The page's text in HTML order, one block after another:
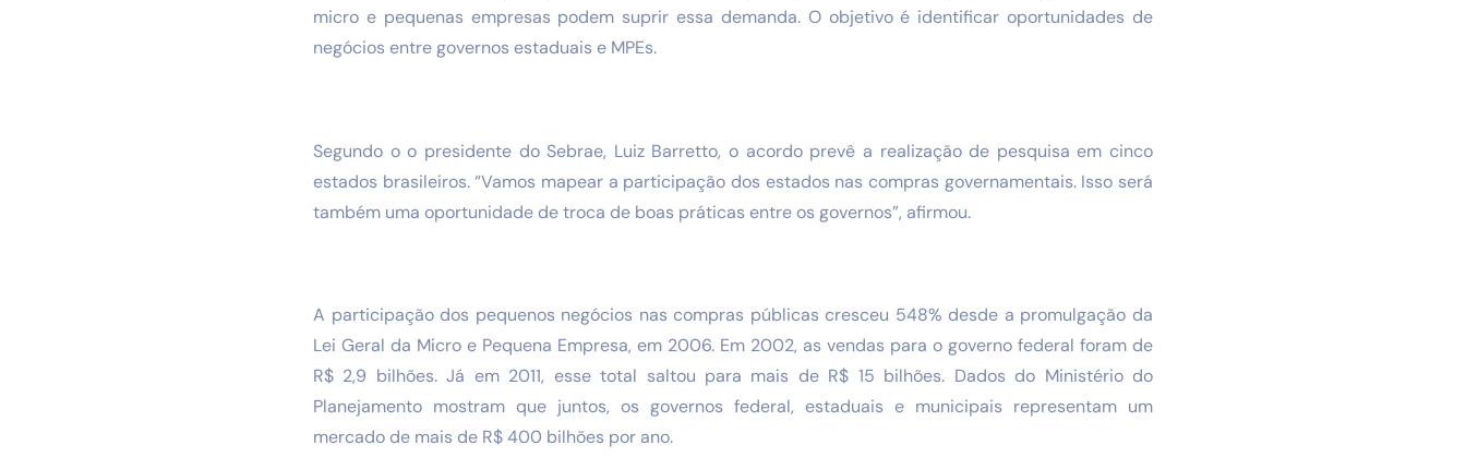
micro e pequenas empresas podem suprir essa demanda. O objetivo é identificar oportunidades de
negócios entre governos estaduais e MPEs.
Segundo o o presidente do Sebrae, Luiz Barretto, o acordo prevê a realização de pesquisa em cinco
estados brasileiros. “Vamos mapear a participação dos estados nas compras governamentais. Isso será
também uma oportunidade de troca de boas práticas entre os governos”, afirmou.
A participação dos pequenos negócios nas compras públicas cresceu 548% desde a promulgação da
Lei Geral da Micro e Pequena Empresa, em 2006. Em 2002, as vendas para o governo federal foram de
R$ 2,9 bilhões. Já em 2011, esse total saltou para mais de R$ 15 bilhões. Dados do Ministério do
Planejamento mostram que juntos, os governos federal, estaduais e municipais representam um
mercado de mais de R$ 400 bilhões por ano.